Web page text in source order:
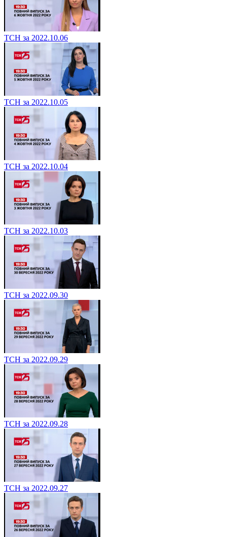
ТСН за 2022.10.06
ТСН за 2022.10.05
ТСН за 2022.10.04
ТСН за 2022.10.03
ТСН за 2022.09.30
ТСН за 2022.09.29
ТСН за 2022.09.28
ТСН за 2022.09.27